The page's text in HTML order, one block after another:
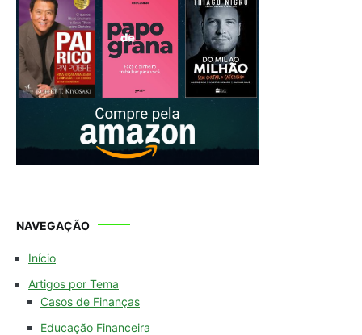
NAVEGAÇÃO
Início
Artigos por Tema
Casos de Finanças
Educação Financeira